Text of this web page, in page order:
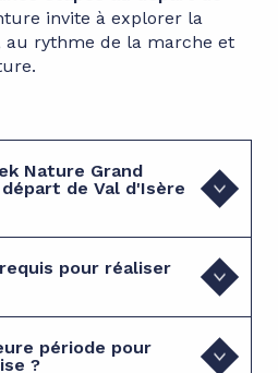
invite à explorer la
rythme de la marche et
Nature Grand
départ de Val d'Isère
pour réaliser
période pour
?